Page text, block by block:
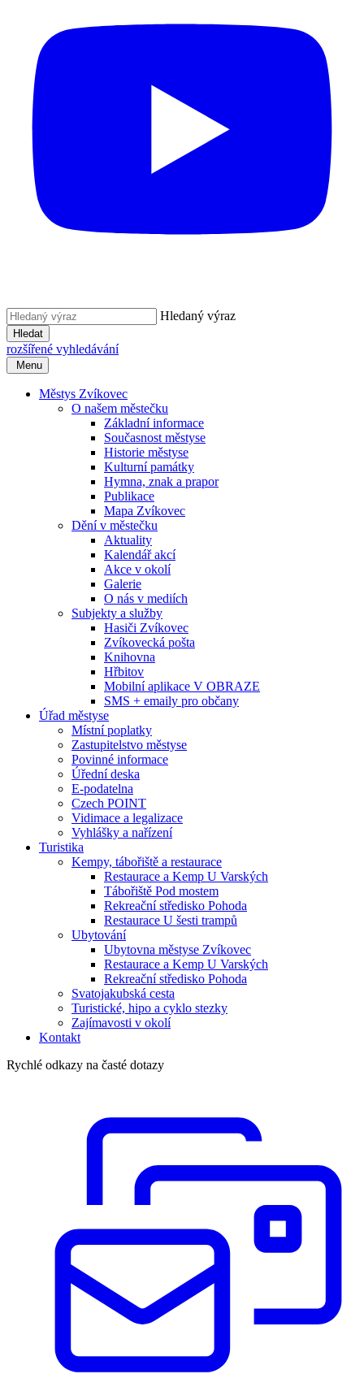
Hledaný výraz
Hledat
rozšířené vyhledávání
Menu
Městys Zvíkovec
O našem městečku
Základní informace
Současnost městyse
Historie městyse
Kulturní památky
Hymna, znak a prapor
Publikace
Mapa Zvíkovec
Dění v městečku
Aktuality
Kalendář akcí
Akce v okolí
Galerie
O nás v mediích
Subjekty a služby
Hasiči Zvíkovec
Zvíkovecká pošta
Knihovna
Hřbitov
Mobilní aplikace V OBRAZE
SMS + emaily pro občany
Úřad městyse
Místní poplatky
Zastupitelstvo městyse
Povinné informace
Úřední deska
E-podatelna
Czech POINT
Vidimace a legalizace
Vyhlášky a nařízení
Turistika
Kempy, tábořiště a restaurace
Restaurace a Kemp U Varských
Tábořiště Pod mostem
Rekreační středisko Pohoda
Restaurace U šesti trampů
Ubytování
Ubytovna městyse Zvíkovec
Restaurace a Kemp U Varských
Rekreační středisko Pohoda
Svatojakubská cesta
Turistické, hipo a cyklo stezky
Zajímavosti v okolí
Kontakt
Rychlé odkazy na časté dotazy